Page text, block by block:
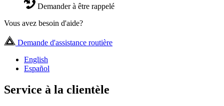
Demander à être rappelé
Vous avez besoin d'aide?
Demande d'assistance routière
English
Español
Service à la clientèle